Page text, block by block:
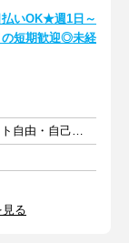
払いOK★週1日～
の短期歓迎◎未経
週1日以上 1日3時間以上 シフト自由・自己申告
る